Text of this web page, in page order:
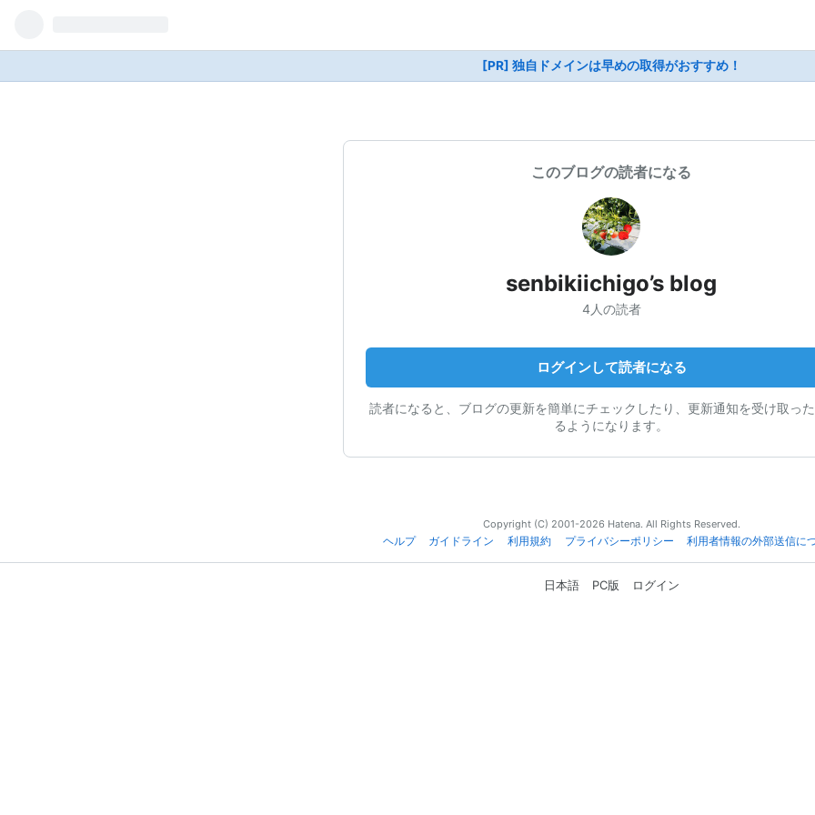
[PR] 独自ドメインは早めの取得がおすすめ！
このブログの読者になる
senbikiichigo’s blog
4人の読者
ログインして読者になる
読者になると、ブログの更新を簡単にチェックしたり、更新通知を受け取っ
るようになります。
Copyright (C) 2001-2026 Hatena. All Rights Reserved.
ヘルプ
ガイドライン 利用規約 プライバシーポリシー 利用者情報の外部送信に
日本語 PC版 ログイン